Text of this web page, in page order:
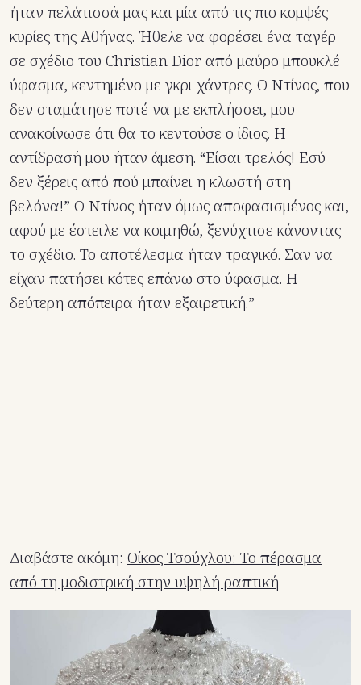
ήταν πελάτισσά μας και μία από τις πιο κομψές
κυρίες της Αθήνας. Ήθελε να φορέσει ένα ταγέρ
σε σχέδιο του Christian Dior από μαύρο μπουκλέ
ύφασμα, κεντημένο με γκρι χάντρες. Ο Ντίνος, που
δεν σταμάτησε ποτέ να με εκπλήσσει, μου
ανακοίνωσε ότι θα το κεντούσε ο ίδιος. Η
αντίδρασή μου ήταν άμεση. “Είσαι τρελός! Εσύ
δεν ξέρεις από πού μπαίνει η κλωστή στη
βελόνα!” Ο Ντίνος ήταν όμως αποφασισμένος και,
αφού με έστειλε να κοιμηθώ, ξενύχτισε κάνοντας
το σχέδιο. Το αποτέλεσμα ήταν τραγικό. Σαν να
είχαν πατήσει κότες επάνω στο ύφασμα. Η
δεύτερη απόπειρα ήταν εξαιρετική.”
Διαβάστε ακόμη: Οίκος Τσούχλου: Το πέρασμα
από τη μοδιστρική στην υψηλή ραπτική